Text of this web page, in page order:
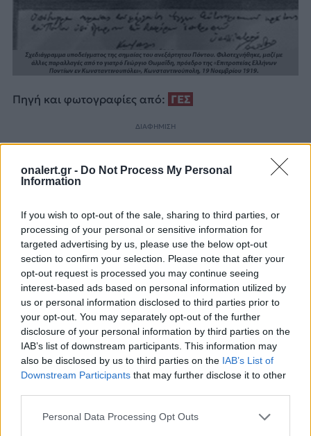
onalert.gr - Do Not Process My Personal
Information
If you wish to opt-out of the sale, sharing to third parties, or
processing of your personal or sensitive information for
targeted advertising by us, please use the below opt-out
section to confirm your selection. Please note that after your
opt-out request is processed you may continue seeing
interest-based ads based on personal information utilized by
us or personal information disclosed to third parties prior to
your opt-out. You may separately opt-out of the further
disclosure of your personal information by third parties on the
IAB’s list of downstream participants. This information may
also be disclosed by us to third parties on the IAB’s List of
Downstream Participants that may further disclose it to other
Personal Data Processing Opt Outs
Πηγή και φωτογραφίες από: ΓΕΣ
ΔΙΑΦΗΜΙΣΗ
Newsκαι μάθετε πρώτοι όλες τις ειδήσεις
ΓΕΝΟΚΤΟΝΙΑ ΤΩΝ ΠΟΝΤΙΩΝ